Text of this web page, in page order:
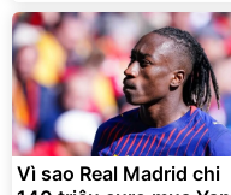
Vì sao Real Madrid chi